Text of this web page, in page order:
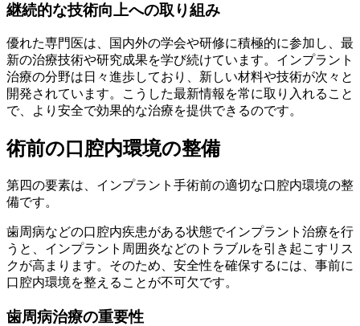
継続的な技術向上への取り組み
優れた専門医は、国内外の学会や研修に積極的に参加し、最
新の治療技術や研究成果を学び続けています。インプラント
治療の分野は日々進歩しており、新しい材料や技術が次々と
開発されています。こうした最新情報を常に取り入れること
で、より安全で効果的な治療を提供できるのです。
術前の口腔内環境の整備
第四の要素は、インプラント手術前の適切な口腔内環境の整
備です。
歯周病などの口腔内疾患がある状態でインプラント治療を行
うと、インプラント周囲炎などのトラブルを引き起こすリス
クが高まります。そのため、安全性を確保するには、事前に
口腔内環境を整えることが不可欠です。
歯周病治療の重要性